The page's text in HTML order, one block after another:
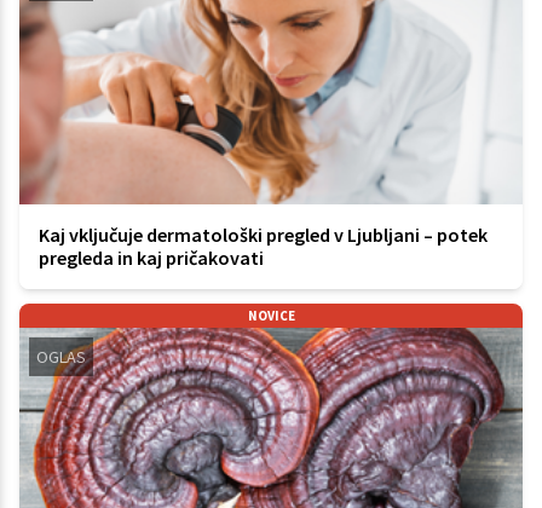
Kaj vključuje dermatološki pregled v Ljubljani – potek
pregleda in kaj pričakovati
NOVICE
OGLAS